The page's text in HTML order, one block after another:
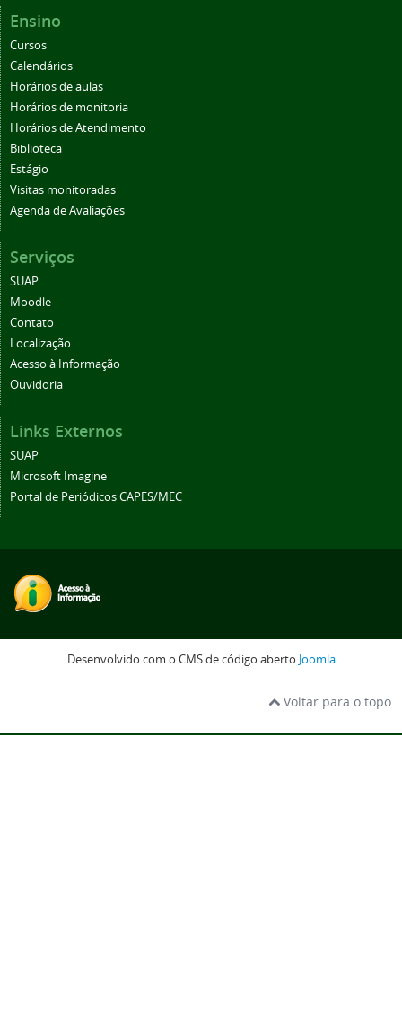
Ensino
Cursos
Calendários
Horários de aulas
Horários de monitoria
Horários de Atendimento
Biblioteca
Estágio
Visitas monitoradas
Agenda de Avaliações
Serviços
SUAP
Moodle
Contato
Localização
Acesso à Informação
Ouvidoria
Links Externos
SUAP
Microsoft Imagine
Portal de Periódicos CAPES/MEC
Desenvolvido com o CMS de código aberto Joomla
Voltar para o topo